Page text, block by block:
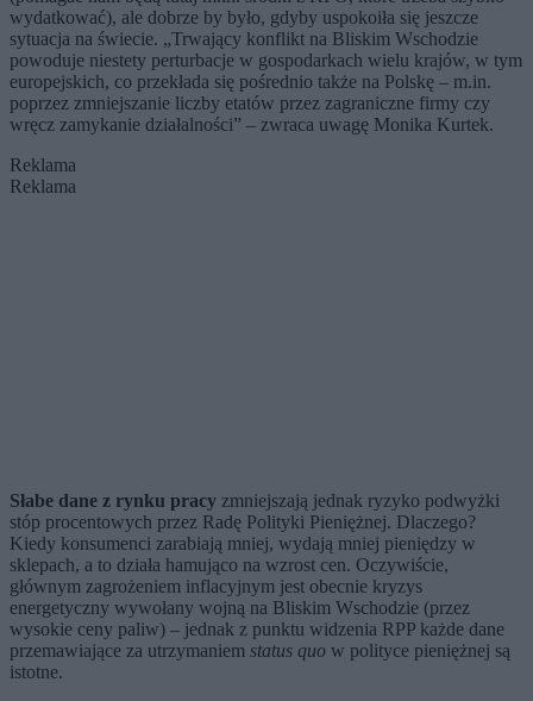
wydatkować), ale dobrze by było, gdyby uspokoiła się jeszcze
sytuacja na świecie. „Trwający konflikt na Bliskim Wschodzie
powoduje niestety perturbacje w gospodarkach wielu krajów, w tym
europejskich, co przekłada się pośrednio także na Polskę – m.in.
poprzez zmniejszanie liczby etatów przez zagraniczne firmy czy
wręcz zamykanie działalności” – zwraca uwagę Monika Kurtek.
Reklama
Reklama
Słabe dane z rynku pracy zmniejszają jednak ryzyko podwyżki
stóp procentowych przez Radę Polityki Pieniężnej. Dlaczego?
Kiedy konsumenci zarabiają mniej, wydają mniej pieniędzy w
sklepach, a to działa hamująco na wzrost cen. Oczywiście,
głównym zagrożeniem inflacyjnym jest obecnie kryzys
energetyczny wywołany wojną na Bliskim Wschodzie (przez
wysokie ceny paliw) – jednak z punktu widzenia RPP każde dane
przemawiające za utrzymaniem status quo w polityce pieniężnej są
istotne.